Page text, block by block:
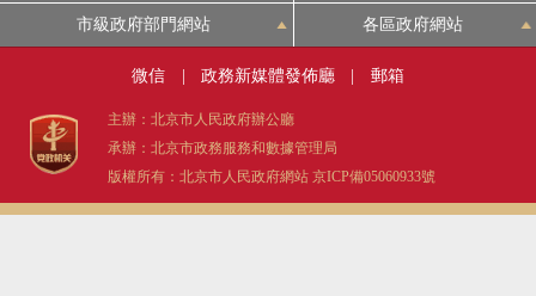
市級政府部門網站 各區政府網站
微信 政務新媒體發佈廳 郵箱
主辦：北京市人民政府辦公廳
承辦：北京市政務服務和數據管理局
版權所有：北京市人民政府網站 京ICP備05060933號